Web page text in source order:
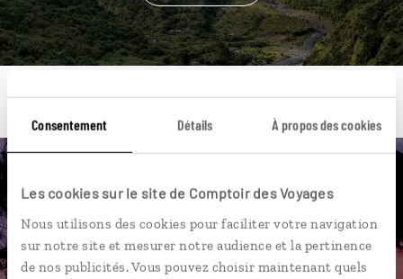
Consentement Détails À propos des cookies
Les cookies sur le site de Comptoir des Voyages
Nous utilisons des cookies pour faciliter votre navigation
sur notre site et mesurer notre audience et la pertinence
de nos publicités. Vous pouvez choisir maintenant quels
Une envie de voyage
particulière ?